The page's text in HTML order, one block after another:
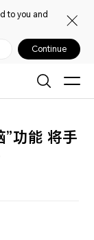
to you and
Continue
”功能 将手